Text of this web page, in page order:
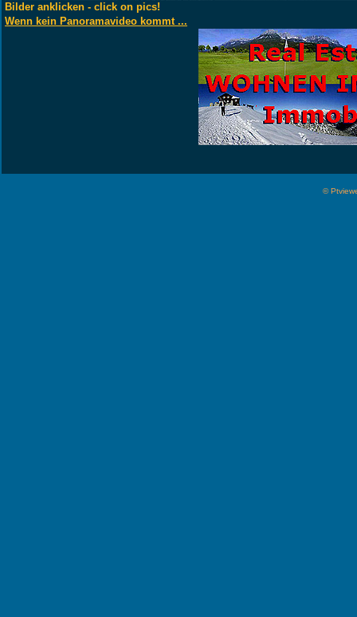
Bilder anklicken - click on pics!
Wenn kein Panoramavideo kommt ...
©